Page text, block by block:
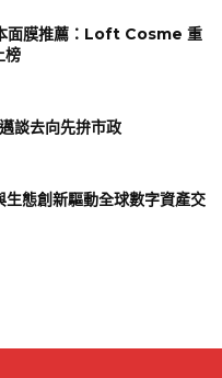
面膜推薦：Loft Cosme 重
榜
談去向先拚市政
態創新驅動全球數字資產交